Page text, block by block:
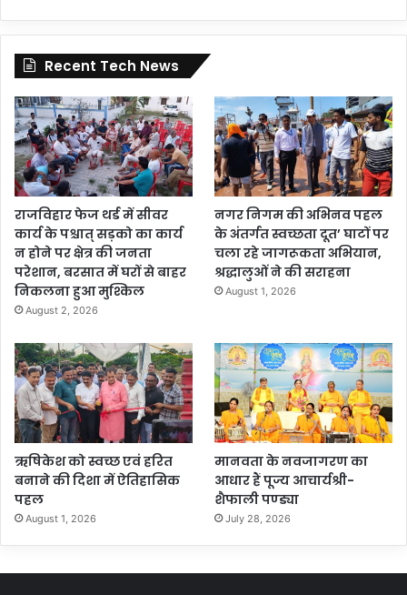
Recent Tech News
राजविहार फेज थर्ड में सीवर
कार्य के पश्चात् सड़को का कार्य
न होने पर क्षेत्र की जनता
परेशान, बरसात में घरों से बाहर
निकलना हुआ मुश्किल
August 2, 2026
नगर निगम की अभिनव पहल
के अंतर्गत स्वच्छता दूत’ घाटों पर
चला रहे जागरूकता अभियान,
श्रद्धालुओं ने की सराहना
August 1, 2026
ऋषिकेश को स्वच्छ एवं हरित
बनाने की दिशा में ऐतिहासिक
पहल
August 1, 2026
मानवता के नवजागरण का
आधार हैं पूज्य आचार्यश्री-
शैफाली पण्ड्या
July 28, 2026